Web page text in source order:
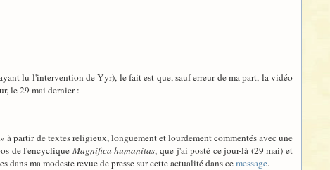
lu l'intervention de Yyr), le fait est que, sauf erreur de ma part, la vidéo
le 29 mai dernier :
à partir de textes religieux, longuement et lourdement commentés avec une
de l'encyclique Magnifica humanitas, que j'ai posté ce jour-là (29 mai) et
ma modeste revue de presse sur cette actualité dans cemessage.